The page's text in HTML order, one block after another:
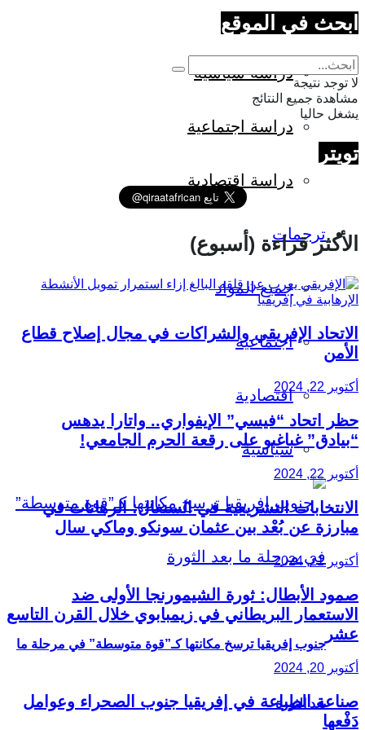
دراسة سياسية
دراسة اجتماعية
دراسة اقتصادية
ترجمات
جميع المواد
اجتماعية
اقتصادية
سياسية
جنوب إفريقيا ترسخ مكانتها كـ”قوة متوسطة” في مرحلة ما
بعد الثورة
ابحث في الموقع
لا توجد نتيجة
مشاهدة جميع النتائج
يشغل حاليا
تويتر
الأكثر قراءة (أسبوع)
الاتحاد الإفريقي والشراكات في مجال إصلاح قطاع
الأمن
أكتوبر 22, 2024
حظر اتحاد “فيسي” الإيفواري.. واتارا يدهس
“بيادق” غباغبو على رقعة الحرم الجامعي!
أكتوبر 22, 2024
الانتخابات التشريعية في السنغال: الرهانات في
مبارزة عن بُعْد بين عثمان سونكو وماكي سال
أكتوبر 21, 2024
صمود الأبطال: ثورة الشيمورنجا الأولى ضد
الاستعمار البريطاني في زيمبابوي خلال القرن التاسع
عشر
أكتوبر 20, 2024
صناعة الطباعة في إفريقيا جنوب الصحراء وعوامل
دَفْعها